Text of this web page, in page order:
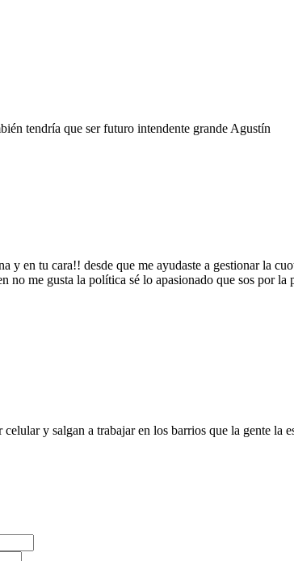
tendría que ser futuro intendente grande Agustín
y en tu cara!! desde que me ayudaste a gestionar la
no me gusta la política sé lo apasionado que sos por
y salgan a trabajar en los barrios que la gente la